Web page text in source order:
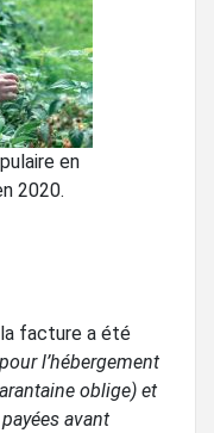
en
2020.
facture a été
l’hébergement
oblige) et
avant